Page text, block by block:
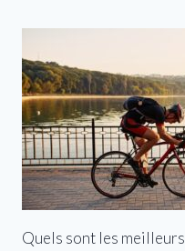
Quels sont les